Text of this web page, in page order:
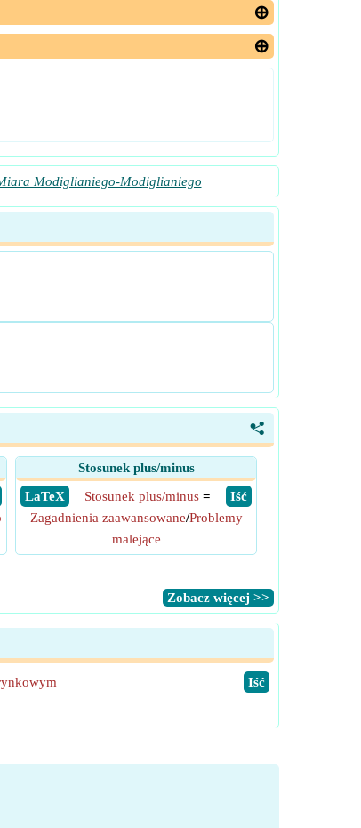
Modiglianiego-Modiglianiego
<
Stosunek plus/minus
​ LaTeX
​ Iść
Stosunek plus/minus =
Zagadnienia zaawansowane/Problemy
malejące
​Zobacz więcej >>
​Iść